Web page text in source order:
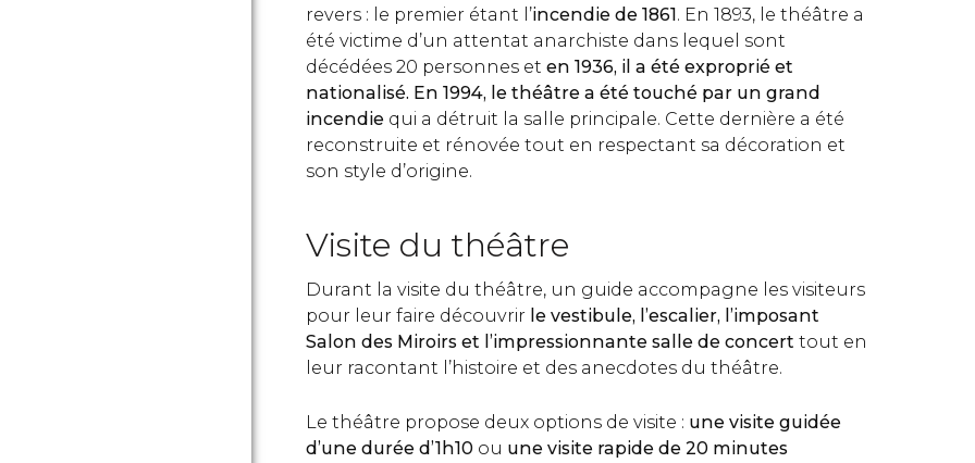
revers : le premier étant l’incendie de 1861. En 1893, le théâtre a
été victime d’un attentat anarchiste dans lequel sont
décédées 20 personnes et en 1936, il a été exproprié et
nationalisé. En 1994, le théâtre a été touché par un grand
incendie qui a détruit la salle principale. Cette dernière a été
reconstruite et rénovée tout en respectant sa décoration et
son style d’origine.
Visite du théâtre
Durant la visite du théâtre, un guide accompagne les visiteurs
pour leur faire découvrir le vestibule, l’escalier, l’imposant
Salon des Miroirs et l’impressionnante salle de concert tout en
leur racontant l’histoire et des anecdotes du théâtre.
Le théâtre propose deux options de visite : une visite guidée
d’une durée d’1h10 ou une visite rapide de 20 minutes